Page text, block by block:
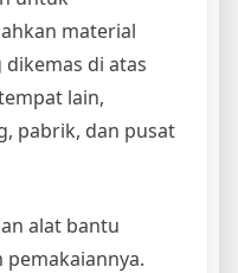
material
di atas
lain,
pabrik, dan pusat
alat bantu